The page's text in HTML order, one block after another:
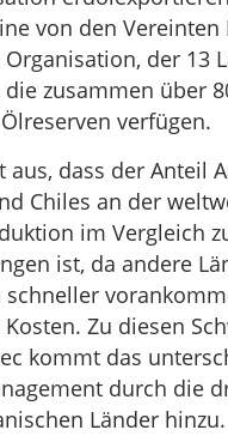
von den
der 13
zusammen über
verfügen.
aus, dass der Anteil
Chiles an der
im Vergleich
ist, da andere
schneller
Zu diesen
kommt das
durch die
Länder hinzu.